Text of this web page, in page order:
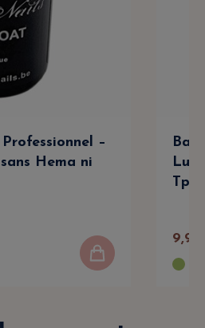
–
Hema ni
Tpo
9,90